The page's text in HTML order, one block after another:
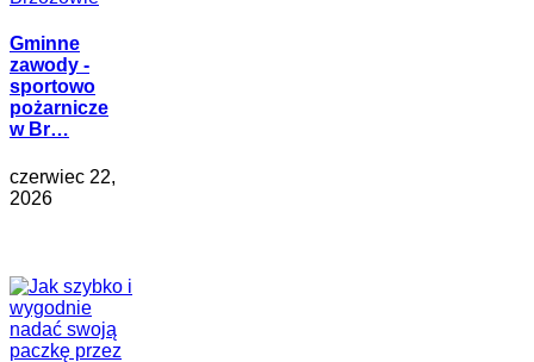
Gminne
zawody -
sportowo
pożarnicze
w Br…
czerwiec 22,
2026